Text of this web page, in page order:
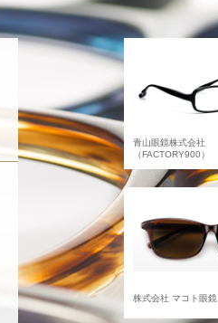
青山眼鏡株式会社
（FACTORY900）
株式会社 マコト眼鏡